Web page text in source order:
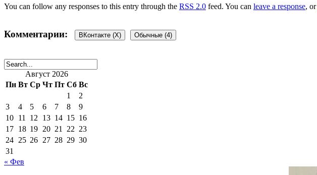
You can follow any responses to this entry through the RSS 2.0 feed. You can leave a response, or
Комментарии: ВКонтакте (X) Обычные (4)
4 комментария
Олли:
2 июля, 2016 в 8:01 пп
Август 2026
Пн Вт Ср Чт Пт Сб Вс
1
2
3
4 5 6 7 8
9
10 11 12 13 14 15 16
17 18 19 20 21 22 23
24 25 26 27 28 29 30
31
« Фев